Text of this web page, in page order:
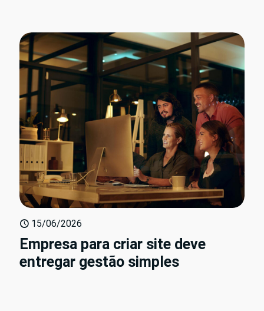
15/06/2026
Empresa para criar site deve
entregar gestão simples